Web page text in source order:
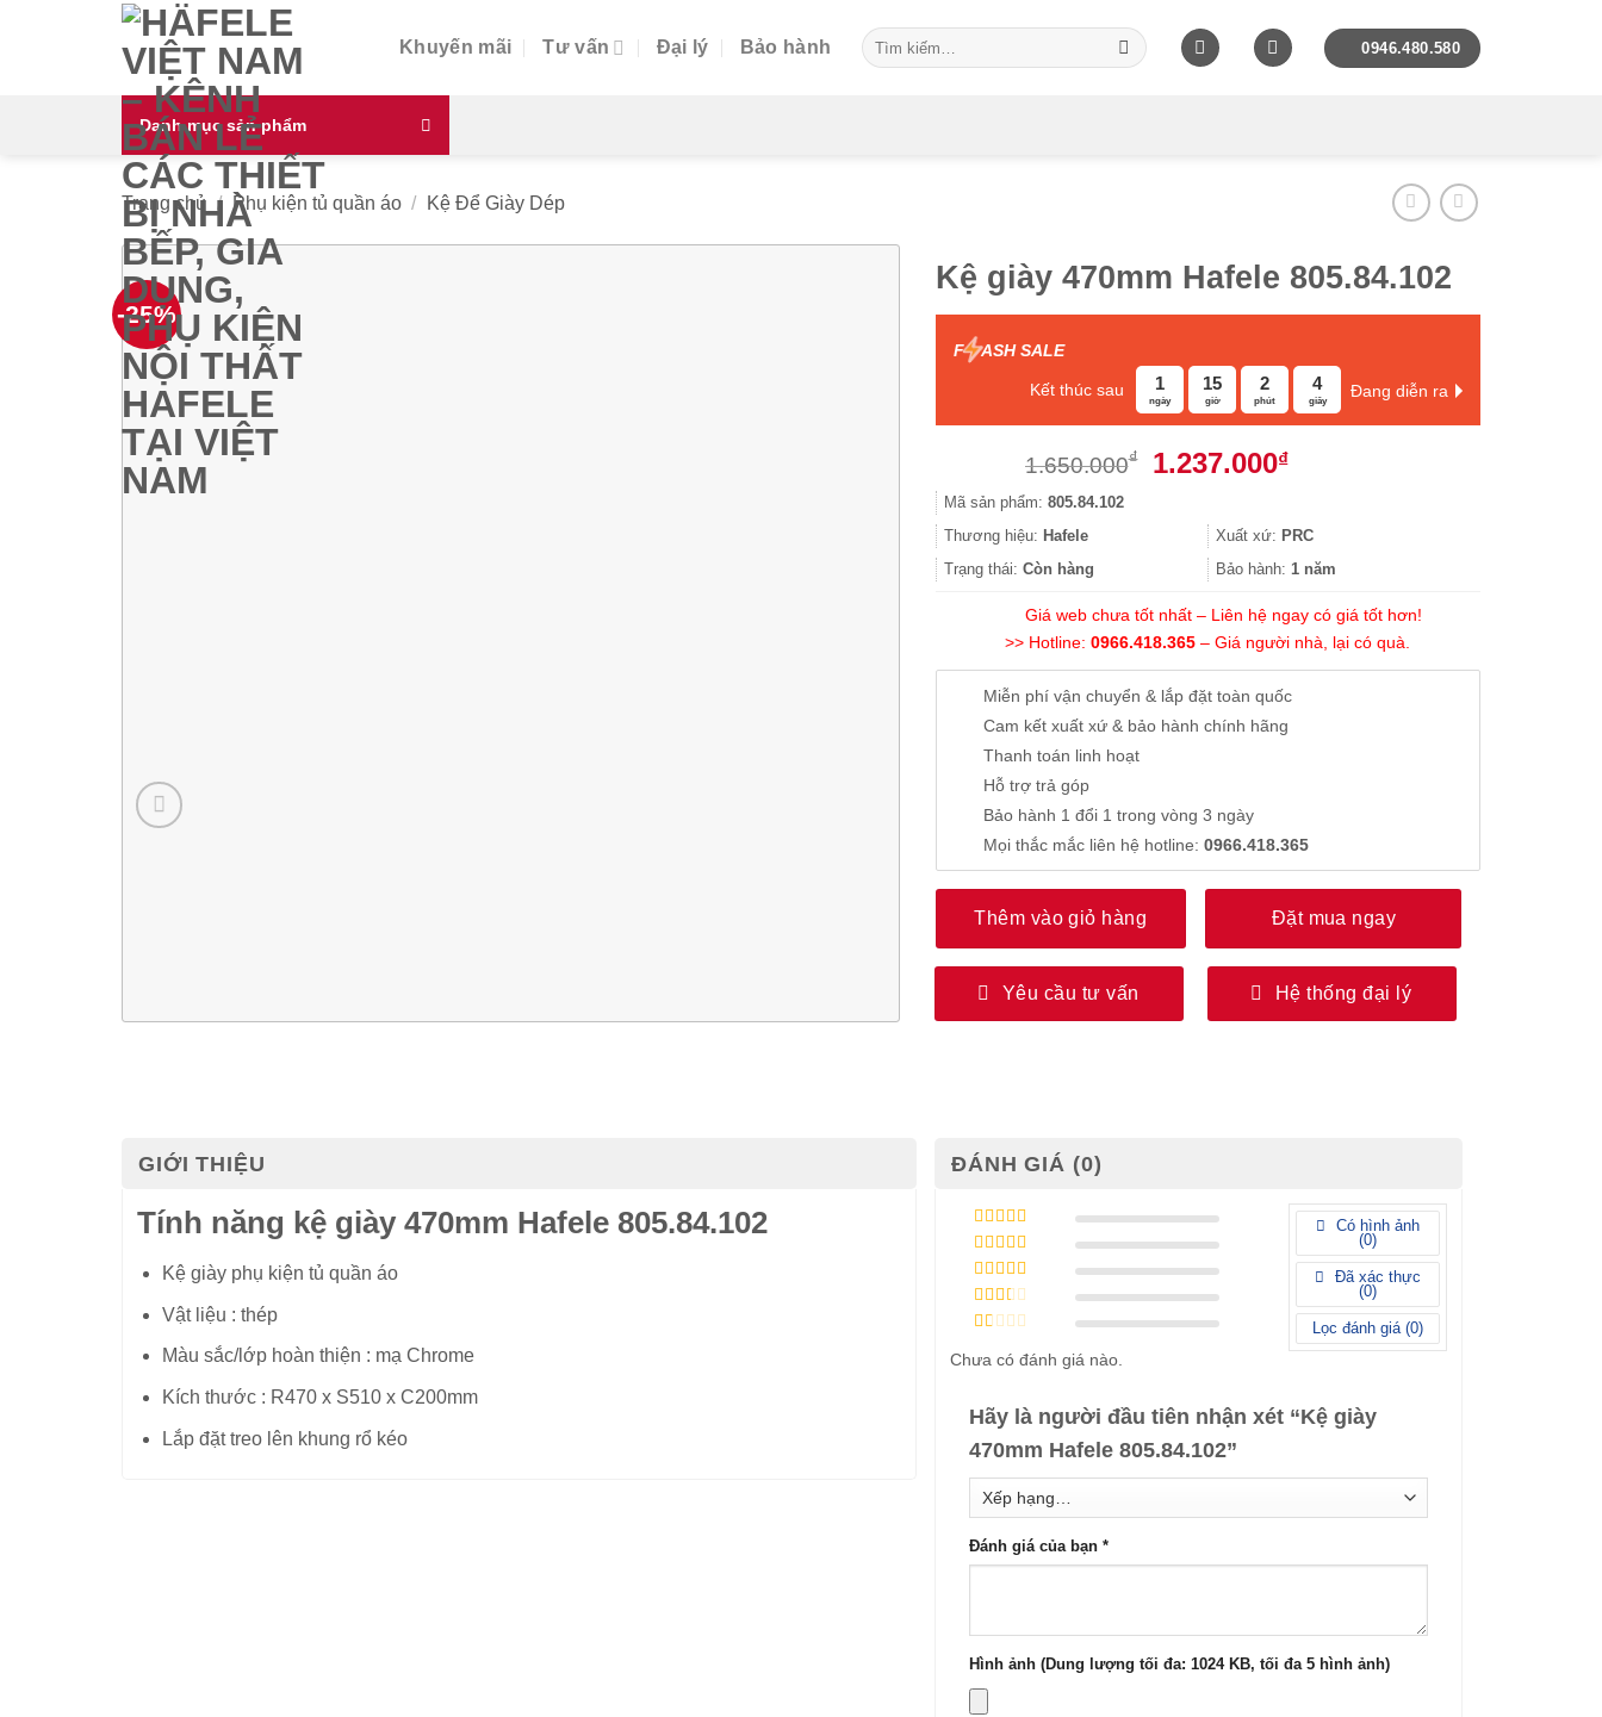
Khuyến mãi Tư vấn Đại lý Bảo hành
Tìm
kiếm:
0946.480.580
Danh mục sản phẩm
Trang chủ / Phụ kiện tủ quần áo / Kệ Để Giày Dép
-25%
Kệ giày 470mm Hafele 805.84.102
F ASH SALE
Kết thúc sau 1
ngày
15
giờ
2
phút
3
giây
Đang diễn ra
1.650.000₫
Giá
1.650.000₫.
1.237.000₫Giá
là:
1.237.000₫.
Mã sản phẩm: 805.84.102
Thương hiệu: Hafele Xuất xứ: PRC
Trạng thái: Còn hàng Bảo hành:1 năm
Giá web chưa tốt nhất – Liên hệ ngay có giá tốt hơn!
>> Hotline:0966.418.365 – Giá người nhà, lại có quà.
Miễn phí vận chuyển & lắp đặt toàn quốc
Cam kết xuất xứ & bảo hành chính hãng
Thanh toán linh hoạt
Hỗ trợ trả góp
Bảo hành 1 đổi 1 trong vòng 3 ngày
Mọi thắc mắc liên hệ hotline: 0966.418.365
Thêm vào giỏ hàng Đặt mua ngay
Yêu cầu tư vấn Hệ thống đại lý
GIỚI THIỆU
Tính năng kệ giày 470mm Hafele 805.84.102
Kệ giày phụ kiện tủ quần áo
Vật liệu : thép
Màu sắc/lớp hoàn thiện : mạ Chrome
Kích thước : R470 x S510 x C200mm
Lắp đặt treo lên khung rổ kéo
ĐÁNH GIÁ (0)
Được xếp
hạng55 sao
Được xếp
hạng45
sao
Được
xếp
hạng3
Được
hạng
25
xếp
5
sao
Có hình ảnh
(0)
Đã xác thực
(0)
Lọc đánh giá (0)
Chưa có đánh giá nào.
Hãy là người đầu tiên nhận xét “Kệ giày
470mm Hafele 805.84.102”
Đánh giá của bạn *
Hình ảnh (Dung lượng tối đa: 1024 KB, tối đa 5 hình ảnh)